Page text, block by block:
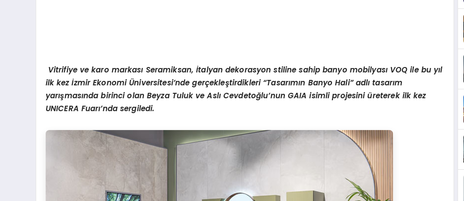
Vitrifiye ve karo markası Seramiksan, İtalyan dekorasyon stiline sahip banyo mobilyası VOQ ile bu yıl
ilk kez İzmir EkonomiÜniversitesi’nde gerçekleştirdikleri “Tasarımın Banyo Hali” adlı tasarım
yarışmasında birinci olan Beyza Tuluk ve Aslı Cevdetoğlu’nun GAIA isimli projesini üreterek ilk kez
UNICERA Fuarı’nda sergiledi.